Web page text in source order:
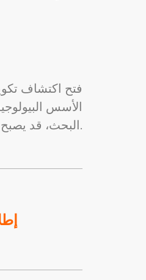
فتح اكتشاف
الأسس
البحث، قد يصبح تكوين الخلايا العصبية حجر الزاوية في علاج الاكتئاب، مما يغير الطريقة التي نتعامل بها مع هذه الحالة المنتشرة والمُنهكة.